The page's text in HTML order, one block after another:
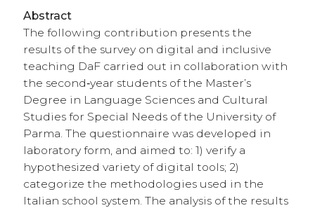
Abstract
The following contribution presents the
results of the survey on digital and inclusive
teaching DaF carried out in collaboration with
the second‑year students of the Master’s
Degree in Language Sciences and Cultural
Studies for Special Needs of the University of
Parma. The questionnaire was developed in
laboratory form, and aimed to: 1) verify a
hypothesized variety of digital tools; 2)
categorize the methodologies used in the
Italian school system. The analysis of the results